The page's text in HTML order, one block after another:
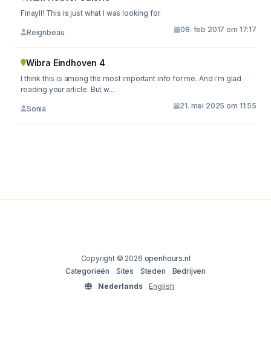
Finayll! This is just what I was looking for.
Reignbeau 08. feb 2017 om 17:17
Wibra Eindhoven 4
I think this is among the most important info for me. And i'm glad
reading your article. But w...
Sonia 21. mei 2025 om 11:55
Copyright © 2026 openhours.nl
Categorieën
Sites Steden
Bedrijven
Nederlands
English